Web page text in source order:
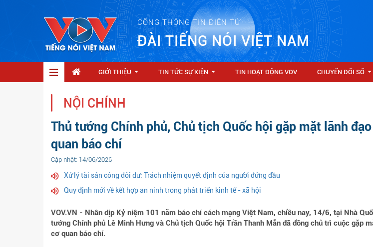
CỔNG THÔNG TIN ĐIỆN TỬ
ĐÀI TIẾNG NÓI VIỆT NAM
GIỚI THIỆU TIN TỨC SỰ KIỆN TIN HOẠT ĐỘNG VOV CHUYỂN ĐỔI SỐ
NỘI CHÍNH
Thủ tướng Chính phủ, Chủ tịch Quốc hội gặp mặt lãnh
quan báo chí
Cập nhật: 14/06/2026
Xử lý tài sản công dôi dư: Trách nhiệm quyết định của người đứng đầu
Quy định mới về kết hợp an ninh trong phát triển kinh tế - xã hội
VOV.VN - Nhân dịp Kỷ niệm 101 năm báo chí cách mạng Việt Nam, chiều nay, 14/6, tại Nhà
tướng Chính phủ Lê Minh Hưng và Chủ tịch Quốc hội Trần Thanh Mẫn đã đồng chủ trì cuộc gặp
cơ quan báo chí.